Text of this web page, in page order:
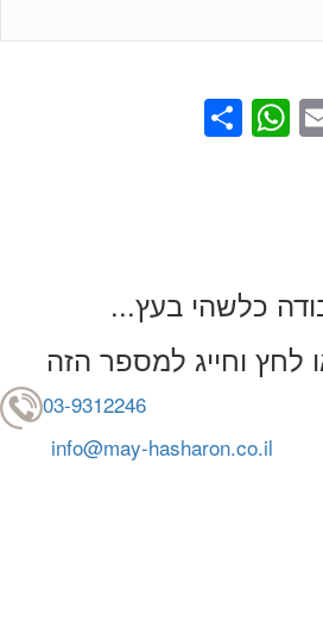
Email
WhatsApp
כלשהי בעץ
לחץ וחייג למספר הזה
03-9312246
info@may-hasharon.co.il